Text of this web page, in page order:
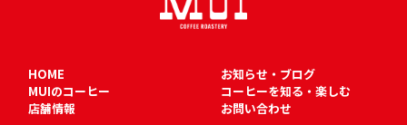
HOME
MUIのコーヒー
店舗情報
お知らせ・ブログ
コーヒーを知る・楽しむ
お問い合わせ